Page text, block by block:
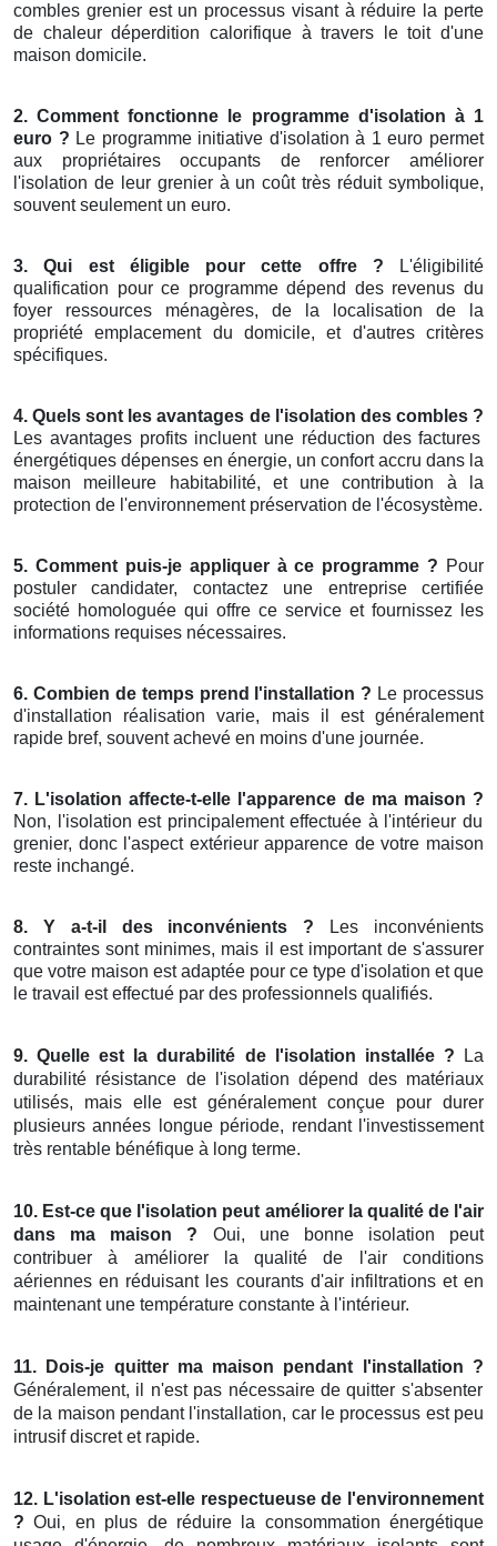
combles grenier est un processus visant à réduire la perte
de chaleur déperdition calorifique à travers le toit d'une
maison domicile.
2. Comment fonctionne le programme d'isolation à 1
euro ? Le programme initiative d'isolation à 1 euro permet
aux propriétaires occupants de renforcer améliorer
l'isolation de leur grenier à un coût très réduit symbolique,
souvent seulement un euro.
3. Qui est éligible pour cette offre ? L'éligibilité
qualification pour ce programme dépend des revenus du
foyer ressources ménagères, de la localisation de la
propriété emplacement du domicile, et d'autres critères
spécifiques.
4. Quels sont les avantages de l'isolation des combles ?
Les avantages profits incluent une réduction des factures
énergétiques dépenses en énergie, un confort accru dans la
maison meilleure habitabilité, et une contribution à la
protection de l'environnement préservation de l'écosystème.
5. Comment puis-je appliquer à ce programme ? Pour
postuler candidater, contactez une entreprise certifiée
société homologuée qui offre ce service et fournissez les
informations requises nécessaires.
6. Combien de temps prend l'installation ? Le processus
d'installation réalisation varie, mais il est généralement
rapide bref, souvent achevé en moins d'une journée.
7. L'isolation affecte-t-elle l'apparence de ma maison ?
Non, l'isolation est principalement effectuée à l'intérieur du
grenier, donc l'aspect extérieur apparence de votre maison
reste inchangé.
8. Y a-t-il des inconvénients ? Les inconvénients
contraintes sont minimes, mais il est important de s'assurer
que votre maison est adaptée pour ce type d'isolation et que
le travail est effectué par des professionnels qualifiés.
9. Quelle est la durabilité de l'isolation installée ? La
durabilité résistance de l'isolation dépend des matériaux
utilisés, mais elle est généralement conçue pour durer
plusieurs années longue période, rendant l'investissement
très rentable bénéfique à long terme.
10. Est-ce que l'isolation peut améliorer la qualité de l'air
dans ma maison ? Oui, une bonne isolation peut
contribuer à améliorer la qualité de l'air conditions
aériennes en réduisant les courants d'air infiltrations et en
maintenant une température constante à l'intérieur.
11. Dois-je quitter ma maison pendant l'installation ?
Généralement, il n'est pas nécessaire de quitter s'absenter
de la maison pendant l'installation, car le processus est peu
intrusif discret et rapide.
12. L'isolation est-elle respectueuse de l'environnement
? Oui, en plus de réduire la consommation énergétique